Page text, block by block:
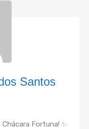
Santos
Fortuna! ✨